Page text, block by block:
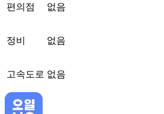
편의점 없음
정비 없음
고속도로 없음